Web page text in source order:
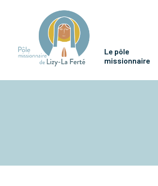
Le pôle
missionnaire